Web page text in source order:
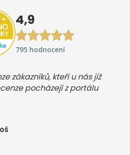
4,9
795 hodnocení
zákazníků, kteří u nás již
pocházejí z portálu